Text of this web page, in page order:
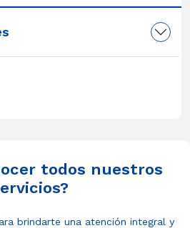
todos nuestros
brindarte una atención integral y